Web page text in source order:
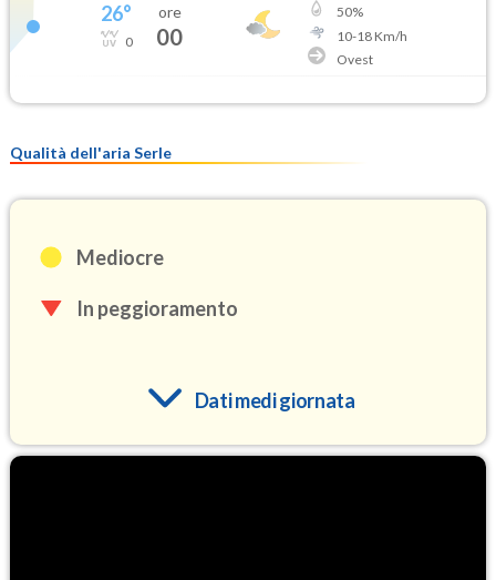
26°
0
ore
00
50%
10-18Km/h
Ovest
Qualità dell'aria Serle
Mediocre
In peggioramento
Dati medi giornata